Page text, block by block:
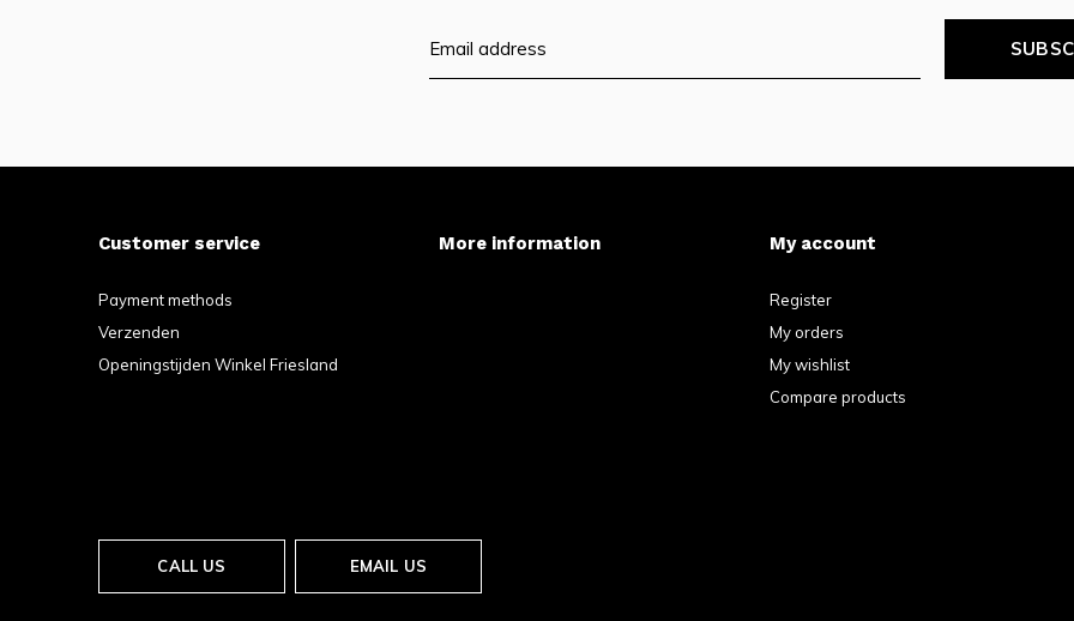
Customer service
Payment methods
Verzenden
Openingstijden Winkel Friesland
More information My account
Register
My orders
My wishlist
Compare products
CALL US EMAIL US